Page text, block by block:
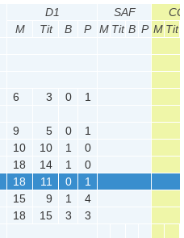
D1 SAF
M
Tit B P M Tit B P M Tit
6 3 0
1
9 5 0
1
10 10 1
0
18 14 1
0
18 11 0
1
15 9 1
4
18 15 3
3